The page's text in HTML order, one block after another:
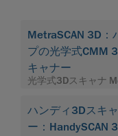
MetraSCAN 3D：
プの光学式CMM
キャナー
光学式3Dスキャナ
ハンディ3Dスキ
ー：HandySCAN